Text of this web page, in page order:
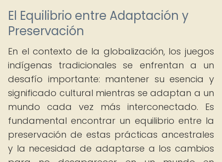
El Equilibrio entre Adaptación y
Preservación
En el contexto de la globalización, los juegos
indígenas tradicionales se enfrentan a un
desafío importante: mantener su esencia y
significado cultural mientras se adaptan a un
mundo cada vez más interconectado. Es
fundamental encontrar un equilibrio entre la
preservación de estas prácticas ancestrales
y la necesidad de adaptarse a los cambios